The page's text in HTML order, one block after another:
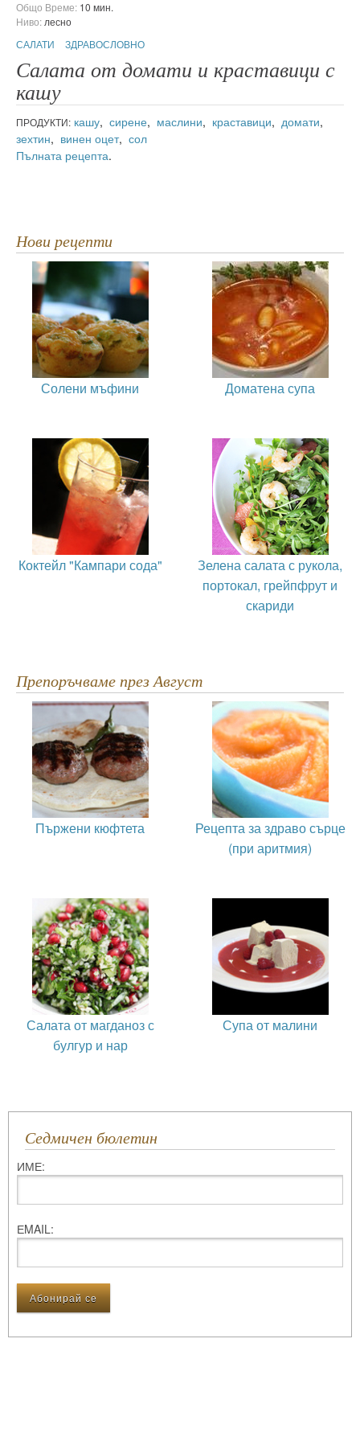
Общо Време: 10 мин.
Ниво: лесно
САЛАТИ
ЗДРАВОСЛОВНО
Салата от домати и краставици с
кашу
ПРОДУКТИ: кашу, сирене, маслини, краставици, домати,
зехтин, винен оцет, сол
Пълната рецепта.
Нови рецепти
Солени мъфини Доматена супа
Коктейл "Кампари сода"
Зелена салата с рукола,
портокал, грейпфрут и
скариди
Препоръчваме през Август
Пържени кюфтета
Рецепта за здраво сърце
(при аритмия)
Салата от магданоз с
булгур и нар
Супа от малини
Седмичен бюлетин
ИМЕ:
ЕMAIL: